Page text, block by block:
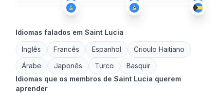
Idiomas falados em Saint Lucia
Inglês Francês Espanhol
Crioulo Haitiano
Árabe
Japonês Turco
Basquir
Idiomas que os membros de Saint Lucia querem
aprender